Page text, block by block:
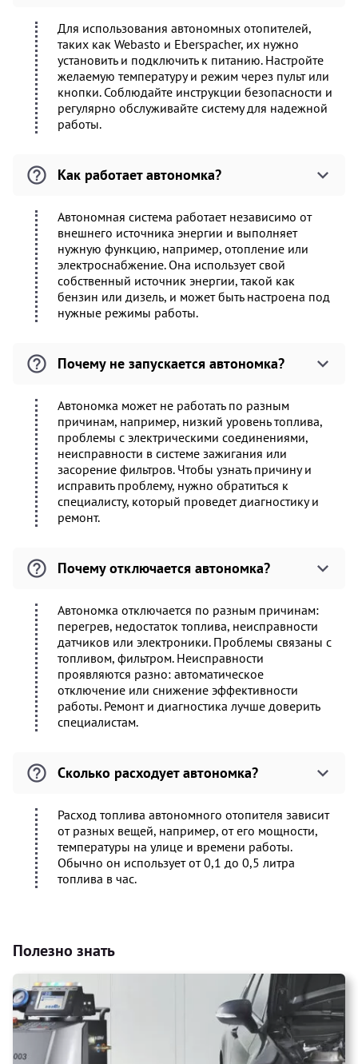
Для использования автономных отопителей,
таких как Webasto и Eberspacher, их нужно
установить и подключить к питанию. Настройте
желаемую температуру и режим через пульт или
кнопки. Соблюдайте инструкции безопасности и
регулярно обслуживайте систему для надежной
работы.
Как работает автономка?
Автономная система работает независимо от
внешнего источника энергии и выполняет
нужную функцию, например, отопление или
электроснабжение. Она использует свой
собственный источник энергии, такой как
бензин или дизель, и может быть настроена под
нужные режимы работы.
Почему не запускается автономка?
Автономка может не работать по разным
причинам, например, низкий уровень топлива,
проблемы с электрическими соединениями,
неисправности в системе зажигания или
засорение фильтров. Чтобы узнать причину и
исправить проблему, нужно обратиться к
специалисту, который проведет диагностику и
ремонт.
Почему отключается автономка?
Автономка отключается по разным причинам:
перегрев, недостаток топлива, неисправности
датчиков или электроники. Проблемы связаны с
топливом, фильтром. Неисправности
проявляются разно: автоматическое
отключение или снижение эффективности
работы. Ремонт и диагностика лучше доверить
специалистам.
Сколько расходует автономка?
Расход топлива автономного отопителя зависит
от разных вещей, например, от его мощности,
температуры на улице и времени работы.
Обычно он использует от 0,1 до 0,5 литра
топлива в час.
Полезно знать